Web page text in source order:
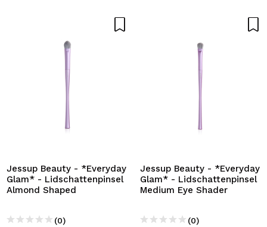
Jessup Beauty - *Everyday
Glam* - Lidschattenpinsel
Almond Shaped
(0)
Jessup Beauty - *Everyday
Glam* - Lidschattenpinsel
Medium Eye Shader
(0)